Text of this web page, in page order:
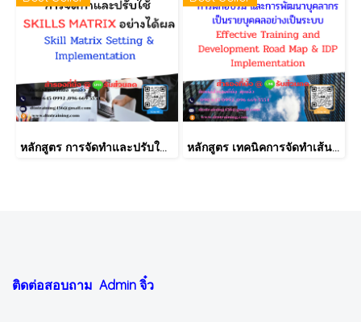
หลักสูตร การจัดทำและปรับใช้ SKILLS MATRIX อย่างได้ผล Skill Matrix Setting & Implementation หลักสูตร เทคนิคการจัดทำเส้นทางการฝึกอบรม และการพัฒนาบุคลากร เป็นรายบุคคลอย่างเป็นระบบ Effective Training and Development Road Map & IDP Implementation
ติดต่อสอบถาม Admin จิ๋ว